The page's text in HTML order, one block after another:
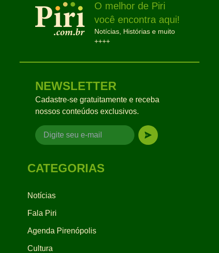
O melhor de Piri
você encontra aqui!
Notícias, Histórias e muito
++++
NEWSLETTER
Cadastre-se gratuitamente e receba
nossos conteúdos exclusivos.
CATEGORIAS
Notícias
Fala Piri
Agenda Pirenópolis
Cultura